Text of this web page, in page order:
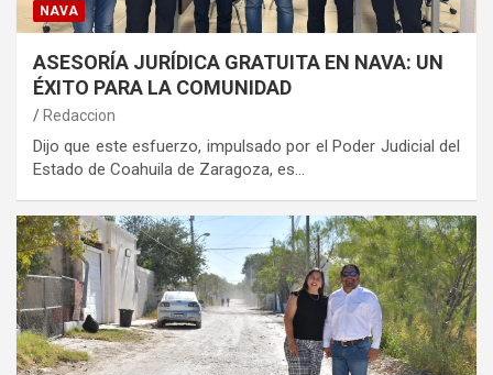
NAVA
ASESORÍA JURÍDICA GRATUITA EN NAVA: UN
ÉXITO PARA LA COMUNIDAD
Redaccion
Dijo que este esfuerzo, impulsado por el Poder Judicial del
Estado de Coahuila de Zaragoza, es…